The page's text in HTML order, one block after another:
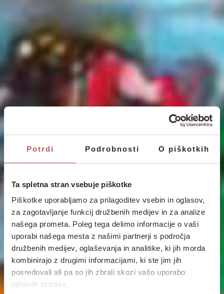
Potrdi Podrobnosti O piškotkih
Ta spletna stran vsebuje piškotke
Piškotke uporabljamo za prilagoditev vsebin in oglasov,
za zagotavljanje funkcij družbenih medijev in za analize
našega prometa. Poleg tega delimo informacije o vaši
uporabi našega mesta z našimi partnerji s področja
družbenih medijev, oglaševanja in analitike, ki jih morda
kombinirajo z drugimi informacijami, ki ste jim jih
posredovali ali pa so jih zbrali skozi vašo uporabo
njihovih storitev.